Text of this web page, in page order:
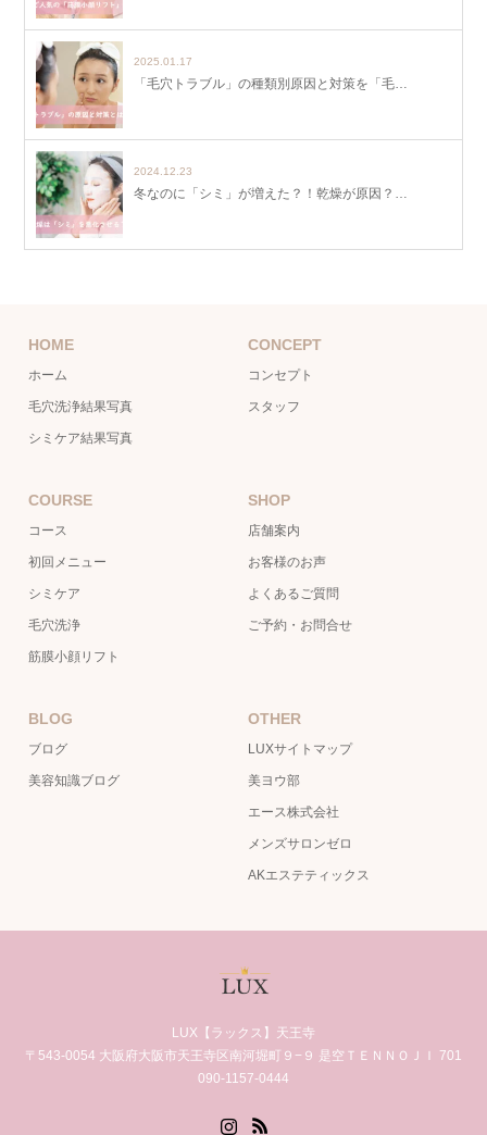
2025.01.17
「毛穴トラブル」の種類別原因と対策を「毛…
2024.12.23
冬なのに「シミ」が増えた？！乾燥が原因？…
HOME
ホーム
毛穴洗浄結果写真
シミケア結果写真
CONCEPT
コンセプト
スタッフ
COURSE
コース
初回メニュー
シミケア
毛穴洗浄
筋膜小顔リフト
SHOP
店舗案内
お客様のお声
よくあるご質問
ご予約・お問合せ
BLOG
ブログ
美容知識ブログ
OTHER
LUXサイトマップ
美ヨウ部
エース株式会社
メンズサロンゼロ
AKエステティックス
LUX【ラックス】天王寺
〒543-0054 大阪府大阪市天王寺区南河堀町９−９ 是空ＴＥＮＮＯＪＩ 701
090-1157-0444